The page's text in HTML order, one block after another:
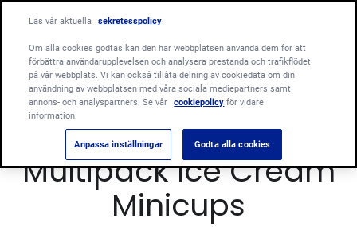
Multipack Ice Cream
Minicups
Läs vår aktuella sekretesspolicy
Om alla cookies godtas kan den här webbplatsen använda dem för att
förbättra användarupplevelsen och analysera prestanda och trafikflödet
på vår webbplats. Vi kan också tillåta delning av cookiedata om din
användning av webbplatsen med våra sociala mediepartners samt
annons- och analyspartners. Se vår
cookiepolicy för vidare
information.
Anpassa inställningar Godta alla cookies